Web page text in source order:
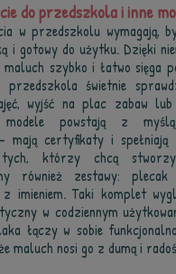
do przedszkola i inne
w przedszkolu wymagają,
i gotowy do użytku. Dzięki
maluch szybko i łatwo sięga
świetnie
wyjść na plac zabaw
modele powstają z
mają certyfikaty i
którzy chcą
również zestawy:
imieniem. Taki komplet
w codziennym
łączy w sobie
maluch nosi go z dumą i